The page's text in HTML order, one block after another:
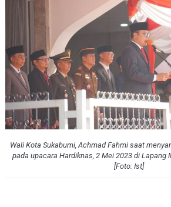
Wali Kota Sukabumi, Achmad Fahmi saat
pada upacara Hardiknas, 2 Mei 2023 di Lapang
[Foto: Ist]